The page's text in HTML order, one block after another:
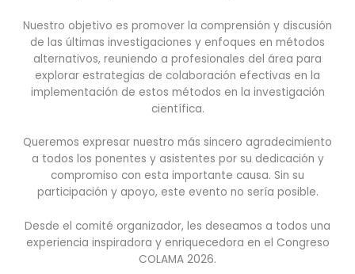
Nuestro objetivo es promover la comprensión y discusión
de las últimas investigaciones y enfoques en métodos
alternativos, reuniendo a profesionales del área para
explorar estrategias de colaboración efectivas en la
implementación de estos métodos en la investigación
científica.
Queremos expresar nuestro más sincero agradecimiento
a todos los ponentes y asistentes por su dedicación y
compromiso con esta importante causa. Sin su
participación y apoyo, este evento no sería posible.
Desde el comité organizador, les deseamos a todos una
experiencia inspiradora y enriquecedora en el Congreso
COLAMA 2026.